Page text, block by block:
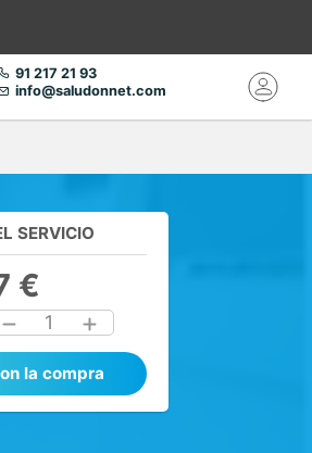
91 217 21 93
info@saludonnet.com
SERVICIO
€
1
la compra